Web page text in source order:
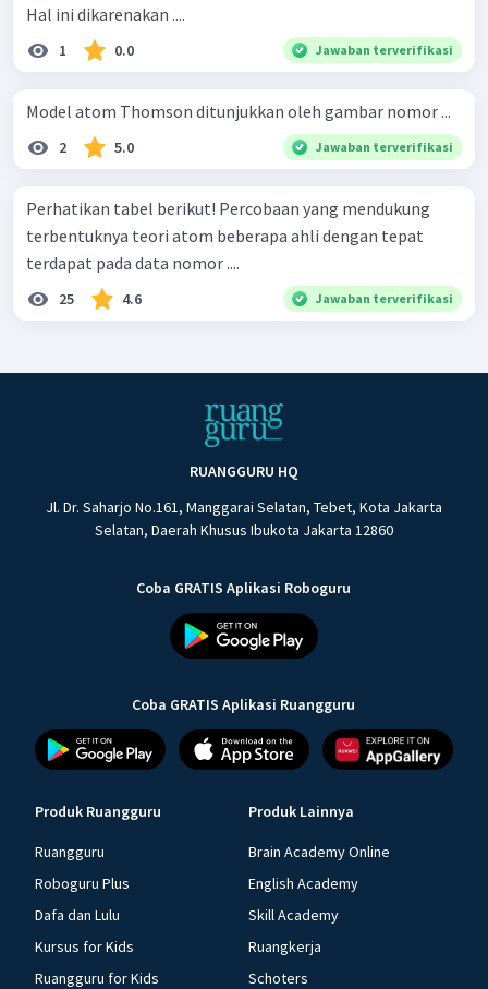
Hal ini dikarenakan ....
1 0.0 Jawaban terverifikasi
Model atom Thomson ditunjukkan oleh gambar nomor ...
2 5.0 Jawaban terverifikasi
Perhatikan tabel berikut! Percobaan yang mendukung
terbentuknya teori atom beberapa ahli dengan tepat
terdapat pada data nomor ....
25 4.6 Jawaban terverifikasi
RUANGGURU HQ
Jl. Dr. Saharjo No.161, Manggarai Selatan, Tebet, Kota Jakarta
Selatan, Daerah Khusus Ibukota Jakarta 12860
Coba GRATIS Aplikasi Roboguru
Coba GRATIS Aplikasi Ruangguru
Produk Ruangguru
Ruangguru
Roboguru Plus
Dafa dan Lulu
Kursus for Kids
Ruangguru for Kids
Produk Lainnya
Brain Academy Online
English Academy
Skill Academy
Ruangkerja
Schoters